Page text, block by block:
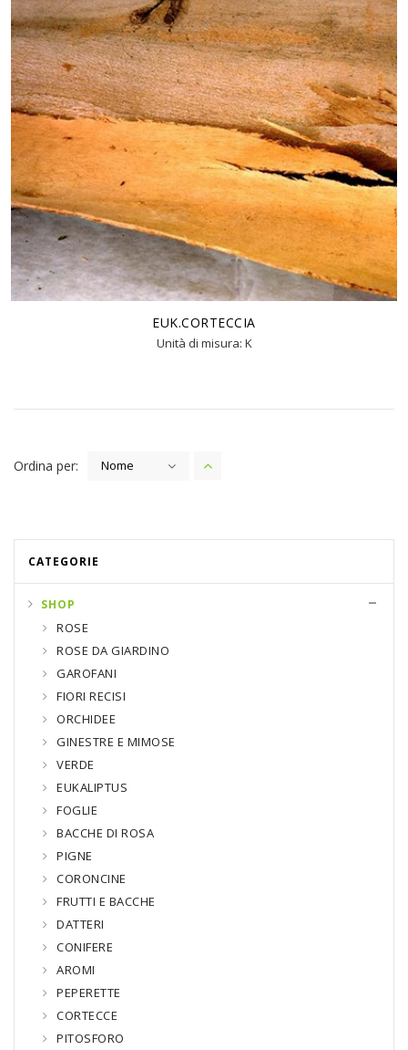
EUK.CORTECCIA
Unità di misura: K
Ordina per: Nome
CATEGORIE
SHOP
ROSE
ROSE DA GIARDINO
GAROFANI
FIORI RECISI
ORCHIDEE
GINESTRE E MIMOSE
VERDE
EUKALIPTUS
FOGLIE
BACCHE DI ROSA
PIGNE
CORONCINE
FRUTTI E BACCHE
DATTERI
CONIFERE
AROMI
PEPERETTE
CORTECCE
PITOSFORO